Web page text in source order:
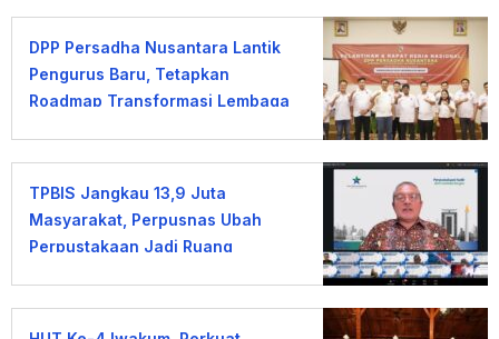
DPP Persadha Nusantara Lantik
Pengurus Baru, Tetapkan
Roadmap Transformasi Lembaga
TPBIS Jangkau 13,9 Juta
Masyarakat, Perpusnas Ubah
Perpustakaan Jadi Ruang